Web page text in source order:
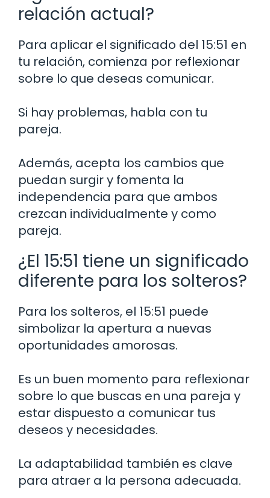
relación actual?
Para aplicar el significado del 15:51 en
tu relación, comienza por reflexionar
sobre lo que deseas comunicar.
Si hay problemas, habla con tu
pareja.
Además, acepta los cambios que
puedan surgir y fomenta la
independencia para que ambos
crezcan individualmente y como
pareja.
¿El 15:51 tiene un significado
diferente para los solteros?
Para los solteros, el 15:51 puede
simbolizar la apertura a nuevas
oportunidades amorosas.
Es un buen momento para reflexionar
sobre lo que buscas en una pareja y
estar dispuesto a comunicar tus
deseos y necesidades.
La adaptabilidad también es clave
para atraer a la persona adecuada.